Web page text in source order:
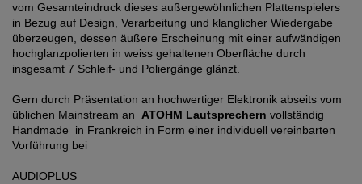
vom Gesamteindruck dieses außergewöhnlichen Plattenspielers
in Bezug auf Design, Verarbeitung und klanglicher Wiedergabe
überzeugen, dessen äußere Erscheinung mit einer aufwändigen
hochglanzpolierten in weiss gehaltenen Oberfläche durch
insgesamt 7 Schleif- und Poliergänge glänzt.
Gern durch Präsentation an hochwertiger Elektronik abseits vom
üblichen Mainstream an ATOHM Lautsprechern vollständig
Handmade in Frankreich in Form einer individuell vereinbarten
Vorführung bei
AUDIOPLUS